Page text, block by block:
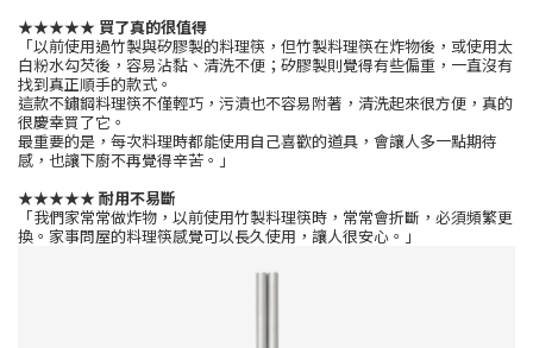
★★★★★ 買了真的很值得
「以前使用過竹製與矽膠製的料理筷，但竹製料理筷在炸物後，或使用太
白粉水勾芡後，容易沾黏、清洗不便；矽膠製則覺得有些偏重，一直沒有
找到真正順手的款式。
這款不鏽鋼料理筷不僅輕巧，污漬也不容易附著，清洗起來很方便，真的
很慶幸買了它。
最重要的是，每次料理時都能使用自己喜歡的道具，會讓人多一點期待
感，也讓下廚不再覺得辛苦。」
★★★★★ 耐用不易斷
「我們家常常做炸物，以前使用竹製料理筷時，常常會折斷，必須頻繁更
換。家事問屋的料理筷感覺可以長久使用，讓人很安心。」